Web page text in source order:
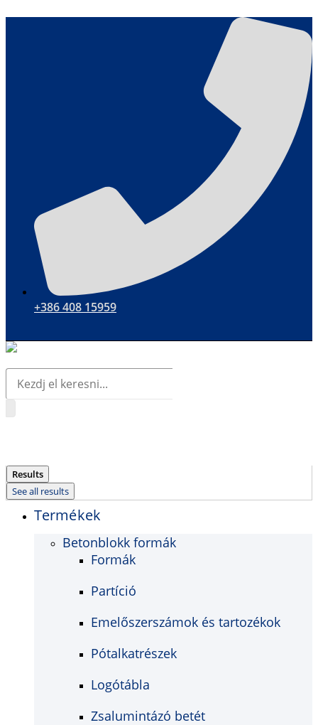
+386 408 15959
Search
Results
See all results
Termékek
Betonblokk formák
Formák
Partíció
Emelőszerszámok és tartozékok
Pótalkatrészek
Logótábla
Zsalumintázó betét